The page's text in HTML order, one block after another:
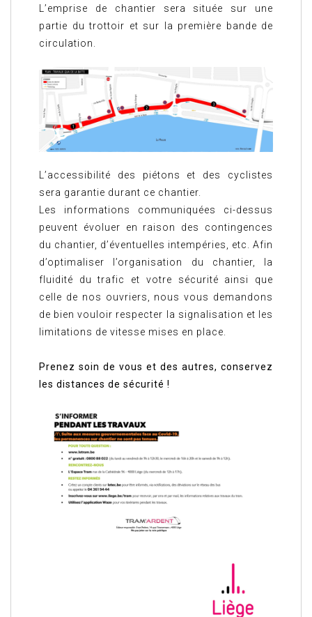
L’emprise de chantier sera située sur une
partie du trottoir et sur la première bande de
circulation.
L’accessibilité des piétons et des cyclistes
sera garantie durant ce chantier.
Les informations communiquées ci-dessus
peuvent évoluer en raison des contingences
du chantier, d’éventuelles intempéries, etc. Afin
d’optimaliser l’organisation du chantier, la
fluidité du trafic et votre sécurité ainsi que
celle de nos ouvriers, nous vous demandons
de bien vouloir respecter la signalisation et les
limitations de vitesse mises en place.
Prenez soin de vous et des autres, conservez
les distances de sécurité !